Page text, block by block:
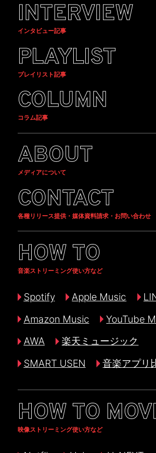
INTERVIEW
インタビュー記事
PLAYLIST
プレイリスト記事
COLUMN
コラム記事
ABOUT
メディアについて
CONTACT
各種リリース提供・媒体資料請求・お問い合わせ
HOW TO
音楽ストリーミング使い方など
Spotify Apple Music
Amazon Music
YouTube
AWA
楽天ミュージック
SMART USEN
音楽アプリ
HOW TO
映像ストリーミング使い方など